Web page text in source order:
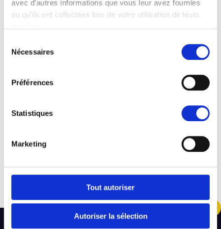
avec d'autres informations que vous leur avez fournies
ou qu'ils ont collectées lors de votre utilisation de leurs
Nécessaires
Préférences
Statistiques
Marketing
Tout autoriser
Autoriser la sélection